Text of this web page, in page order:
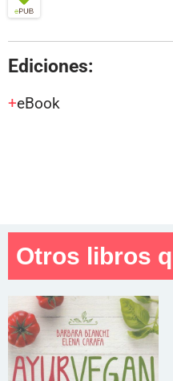
Ediciones:
eBook
Otros libros